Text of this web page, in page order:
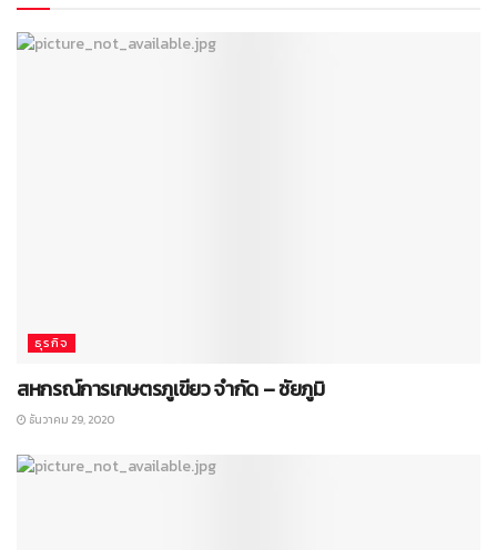
ธุรกิจ
สหกรณ์การเกษตรภูเขียว จำกัด – ชัยภูมิ
ธันวาคม 29, 2020